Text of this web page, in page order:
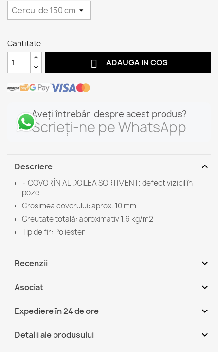
Cantitate
 ADAUGA IN COS
Aveți întrebări despre acest produs?
Scrieți-ne pe WhatsApp
Descriere expand_more
· COVOR ÎN AL DOILEA SORTIMENT; defect vizibil în
poze
Grosimea covorului: aprox. 10 mm
Greutate totală: aproximativ 1,6 kg/m2
Tip de fir: Poliester
Recenzii expand_more
Asociat expand_more
Expediere în 24 de ore expand_more
DHL / GLS România - Ramburs (COD)
Detalii ale produsului expand_more